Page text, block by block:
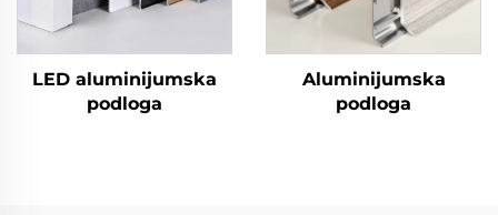
LED aluminijumska
podloga
Aluminijumska
podloga